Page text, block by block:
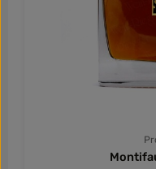
verführerischen
reifen Rancio-Charakter
Reifung in
besondere
erlangt. Der Vieux
Aperitif, wird aber
und sich von der
Château